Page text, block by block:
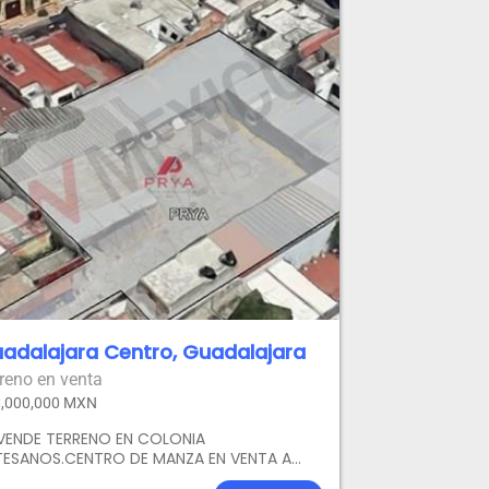
Centro, Guadalajara
en venta
MXN
TERRENO EN COLONIA
DE MANZA EN VENTA A
CUADRAS DE FEDERALISMO ENTRE JUAN